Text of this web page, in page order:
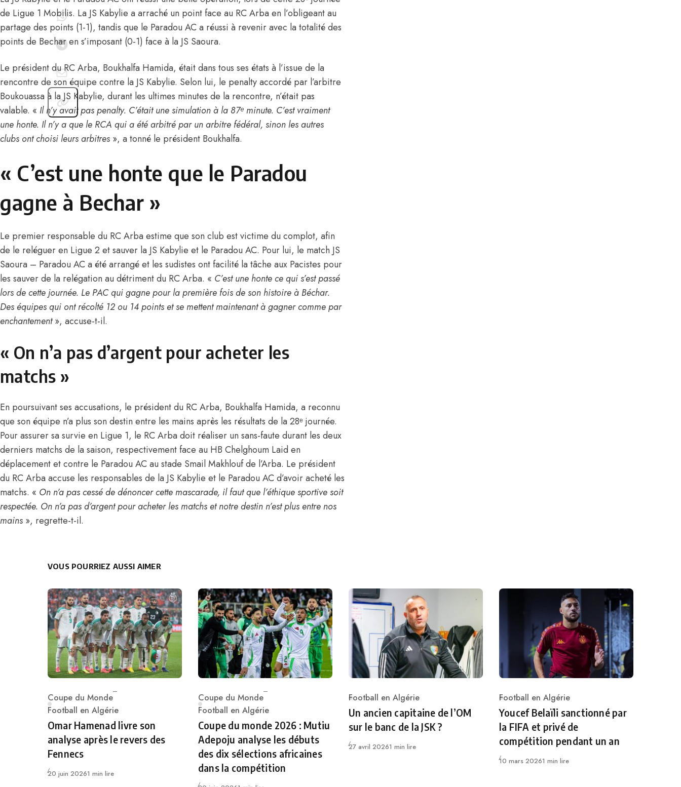
de Ligue 1 Mobilis. La JS Kabylie a arraché un point face au RC Arba en l’obligeant au
partage des points (1-1), tandis que le Paradou AC a réussi à revenir avec la totalité des
points de Bechar en s’imposant (0-1) face à la JS Saoura.
Le président du RC Arba, Boukhalfa Hamida, était dans tous ses états à l’issue de la
rencontre de son équipe contre la JS Kabylie. Selon lui, le penalty accordé par l’arbitre
Boukouassa à la JS Kabylie, durant les ultimes minutes de la rencontre, n’était pas
valable. « Il n’y avait pas penalty. C’était une simulation à la 87ᵉ minute. C’est vraiment
une honte. Il n’y a que le RCA qui a été arbitré par un arbitre fédéral, sinon les autres
clubs ont choisi leurs arbitres », a tonné le président Boukhalfa.
« C’est une honte que le Paradou
gagne à Bechar »
Le premier responsable du RC Arba estime que son club est victime du complot, afin
de le reléguer en Ligue 2 et sauver la JS Kabylie et le Paradou AC. Pour lui, le match JS
Saoura – Paradou AC a été arrangé et les sudistes ont facilité la tâche aux Pacistes pour
les sauver de la relégation au détriment du RC Arba. « C’est une honte ce qui s’est passé
lors de cette journée. Le PAC qui gagne pour la première fois de son histoire à Béchar.
Des équipes qui ont récolté 12 ou 14 points et se mettent maintenant à gagner comme par
enchantement», accuse-t-il.
« On n’a pas d’argent pour acheter les
matchs »
En poursuivant ses accusations, le président du RC Arba, Boukhalfa Hamida, a reconnu
que son équipe n’a plus son destin entre les mains après les résultats de la 28ᵉ journée.
Pour assurer sa survie en Ligue 1, le RC Arba doit réaliser un sans-faute durant les deux
derniers matchs de la saison, respectivement face au HB Chelghoum Laid en
déplacement et contre le Paradou AC au stade Smail Makhlouf de l’Arba. Le président
du RC Arba accuse les responsables de la JS Kabylie et le Paradou AC d’avoir acheté les
matchs. « On n’a pas cessé de dénoncer cette mascarade, il faut que l’éthique sportive soit
respectée. On n’a pas d’argent pour acheter les matchs et notre destin n’est plus entre nos
mains », regrette-t-il.
VOUS POURRIEZ AUSSI AIMER
Category
Coupe du Monde
Football en Algérie
Omar Hamenad livre son
analyse après le revers des
Fennecs
Publié
20 juin 20261 min lire
Category
Coupe du Monde
Football en Algérie
Coupe du monde 2026 : Mutiu
Adepoju analyse les débuts
des dix sélections africaines
dans la compétition
Category
Football en Algérie
Un ancien capitaine de l’OM
sur le banc de la JSK ?
Publié
27 avril 20261 min lire
Category
Football en Algérie
Youcef Belaïli sanctionné par
la FIFA et privé de
compétition pendant un an
Publié
10 mars 20261 min lire